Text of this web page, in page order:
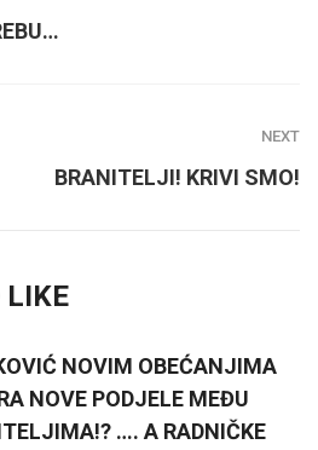
NEXT
BRANITELJI! KRIVI SMO!
LIKE
NOVIM OBEĆANJIMA
NOVE PODJELE MEĐU
…. A RADNIČKE